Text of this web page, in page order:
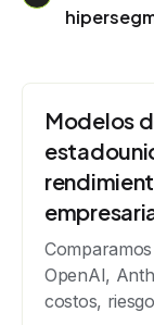
Modelos
OpenAI,
costos,